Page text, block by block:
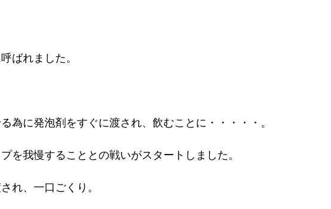
ばれました。
為に発泡剤をすぐに渡され、飲むことに・・・・・。
を我慢することとの戦いがスタートしました。
れ、一口ごくり。